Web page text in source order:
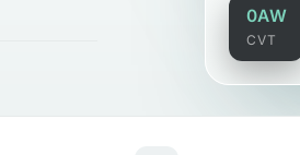
0AW
CVT